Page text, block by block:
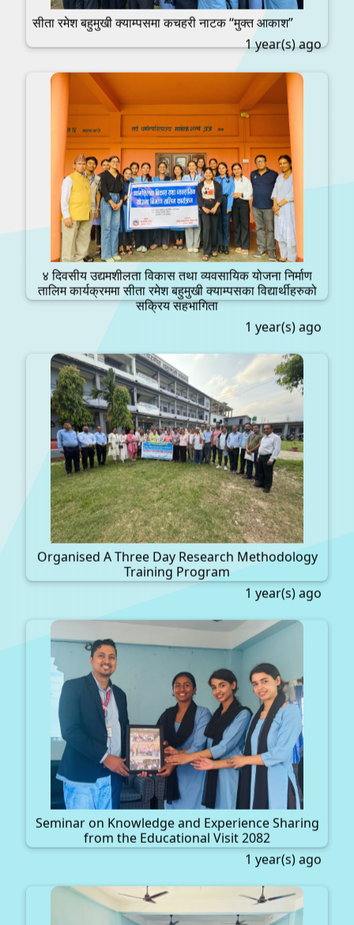
सीता रमेश बहुमुखी क्याम्पसमा कचहरी नाटक “मुक्त आकाश”
1 year(s) ago
४ दिवसीय उद्यमशीलता विकास तथा व्यवसायिक योजना निर्माण
तालिम कार्यक्रममा सीता रमेश बहुमुखी क्याम्पसका विद्यार्थीहरुको
सक्रिय सहभागिता
1 year(s) ago
Organised A Three Day Research Methodology
Training Program
1 year(s) ago
Seminar on Knowledge and Experience Sharing
from the Educational Visit 2082
1 year(s) ago